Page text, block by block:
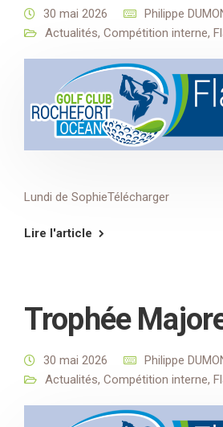
30 mai 2026
Philippe
Actualités, Compétition interne,
Lundi de SophieTélécharger
Lire l'article
Trophée
30 mai 2026
Philippe
Actualités, Compétition interne,